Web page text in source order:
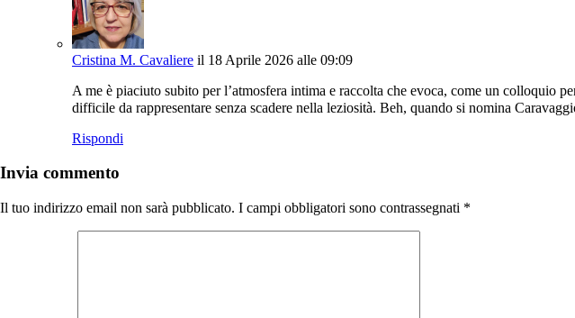
Cristina M. Cavaliere il 18 Aprile 2026 alle 09:09
A me è piaciuto subito per l’atmosfera intima e raccolta che evoca, come un colloquio
difficile da rappresentare senza scadere nella leziosità. Beh, quando si nomina
Rispondi
Invia commento
Il tuo indirizzo email non sarà pubblicato. I campi obbligatori sono contrassegnati *